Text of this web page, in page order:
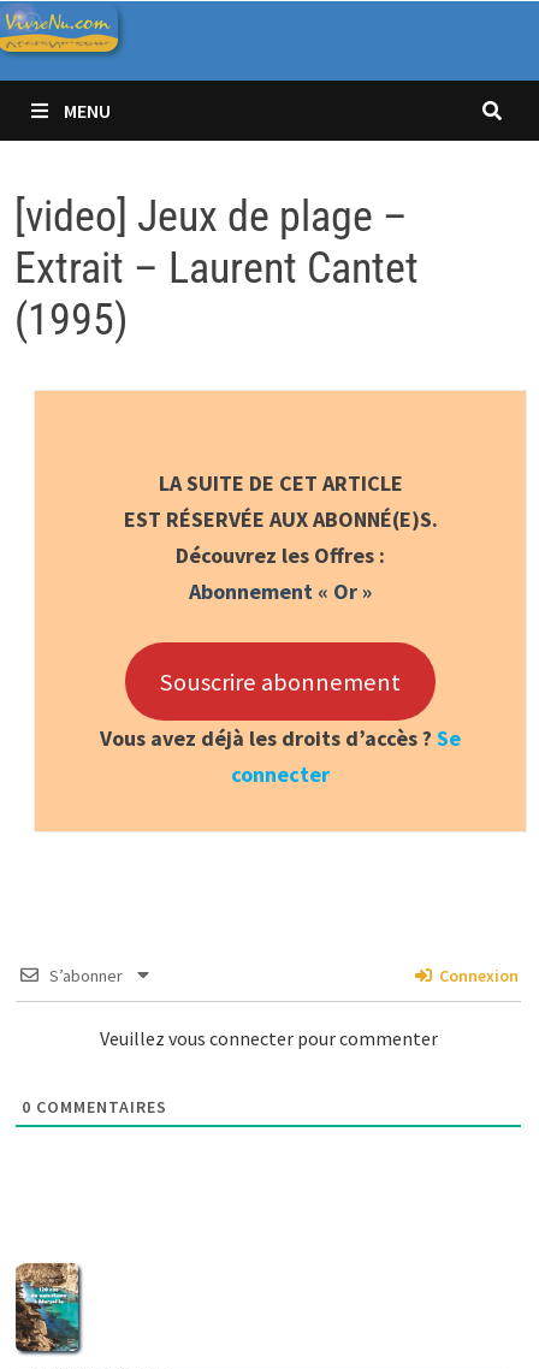
Passer
au
contenu
MENU
[video] Jeux de plage –
Extrait – Laurent Cantet
(1995)
LA SUITE DE CET ARTICLE
EST RÉSERVÉE AUX ABONNÉ(E)S.
Découvrez les Offres :
Abonnement « Or »
Souscrire abonnement
Vous avez déjà les droits d’accès ? Se
connecter
S’abonner Connexion
Veuillez vous connecter pour commenter
0 COMMENTAIRES